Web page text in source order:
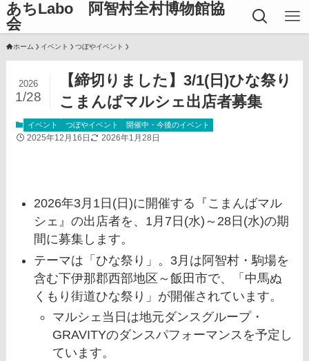
あちLabo 阿智村全村博物館協
会
ホーム イベント つぼやイベント
【締切りました】3/1(日)ひな祭り
こまんばマルシェ出店者募集
2026
1/28
イベント つぼやイベント 開催中・今後のイベント
2025年12月16日 2026年1月28日
2026年3月1日(日)に開催する『こまんばマル
シェ』の出店者を、 1月7日(水)～28日(水)の期
間に募集します。
テーマは「ひな祭り」。3月は阿智村・駒場を
含む下伊那郡西部地区～飯田市で、「中馬ぬ
くもり街道ひな祭り」が開催されています。
マルシェ当日は地元ダンスグループ・
GRAVITYのダンスパフォーマンスを予定し
ています。